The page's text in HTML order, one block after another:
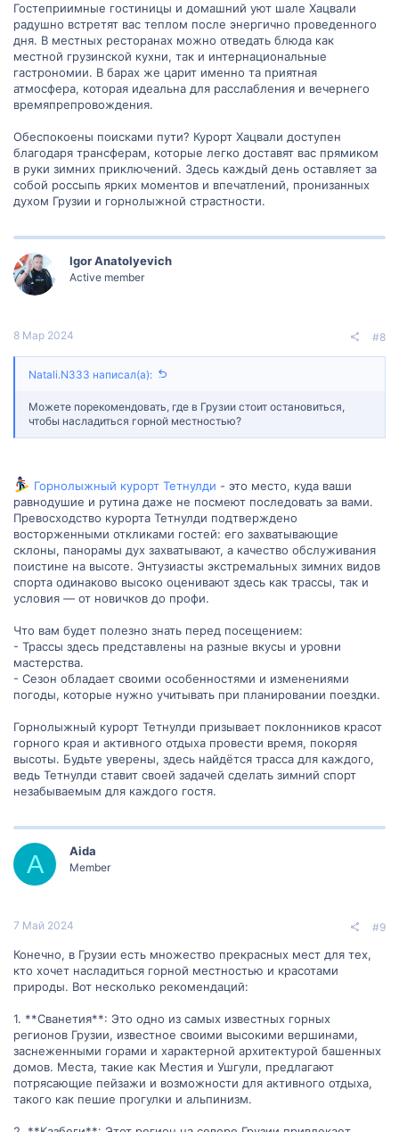
Гостеприимные гостиницы и домашний уют шале Хацвали
радушно встретят вас теплом после энергично проведенного
дня. В местных ресторанах можно отведать блюда как
местной грузинской кухни, так и интернациональные
гастрономии. В барах же царит именно та приятная
атмосфера, которая идеальна для расслабления и вечернего
времяпрепровождения.
Обеспокоены поисками пути? Курорт Хацвали доступен
благодаря трансферам, которые легко доставят вас прямиком
в руки зимних приключений. Здесь каждый день оставляет за
собой россыпь ярких моментов и впечатлений, пронизанных
духом Грузии и горнолыжной страстности.
Igor Anatolyevich
Active member
8 Мар 2024 #8
Natali.N333 написал(а):
Можете порекомендовать, где в Грузии стоит остановиться,
чтобы насладиться горной местностью?
Горнолыжный курорт Тетнулди - это место, куда ваши
равнодушие и рутина даже не посмеют последовать за вами.
Превосходство курорта Тетнулди подтверждено
восторженными откликами гостей: его захватывающие
склоны, панорамы дух захватывают, а качество обслуживания
поистине на высоте. Энтузиасты экстремальных зимних видов
спорта одинаково высоко оценивают здесь как трассы, так и
условия — от новичков до профи.
Что вам будет полезно знать перед посещением:
- Трассы здесь представлены на разные вкусы и уровни
мастерства.
- Сезон обладает своими особенностями и изменениями
погоды, которые нужно учитывать при планировании поездки.
Горнолыжный курорт Тетнулди призывает поклонников красот
горного края и активного отдыха провести время, покоряя
высоты. Будьте уверены, здесь найдётся трасса для каждого,
ведь Тетнулди ставит своей задачей сделать зимний спорт
незабываемым для каждого гостя.
A Aida
Member
7 Май 2024 #9
Конечно, в Грузии есть множество прекрасных мест для тех,
кто хочет насладиться горной местностью и красотами
природы. Вот несколько рекомендаций:
1. **Сванетия**: Это одно из самых известных горных
регионов Грузии, известное своими высокими вершинами,
заснеженными горами и характерной архитектурой башенных
домов. Места, такие как Местия и Ушгули, предлагают
потрясающие пейзажи и возможности для активного отдыха,
такого как пешие прогулки и альпинизм.